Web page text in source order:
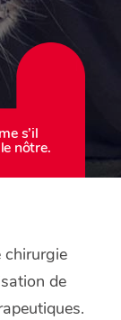
s’il
nôtre.
chirurgie
de